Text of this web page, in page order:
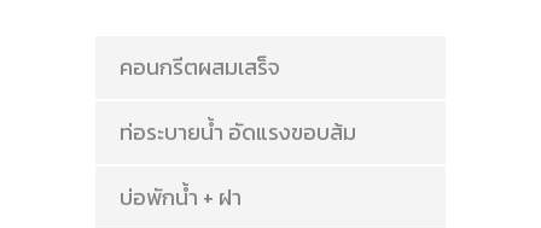
คอนกรีตผสมเสร็จ
ท่อระบายน้ำ อัดแรงขอบส้ม
บ่อพักน้ำ + ฝา